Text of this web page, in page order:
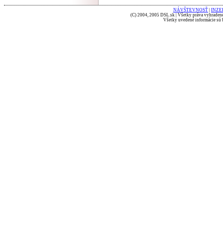
NÁVŠTEVNOSŤ
(C) 2004, 2005 DSL.sk | Všetky práva
Všetky uvedené informácie sú